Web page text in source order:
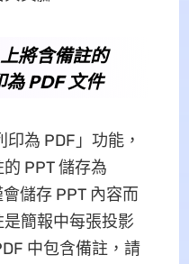
將含備註的
PDF 文件
為 PDF」功能，
PPT 儲存為
儲存 PPT 內容而
簡報中每張投影
中包含備註，請